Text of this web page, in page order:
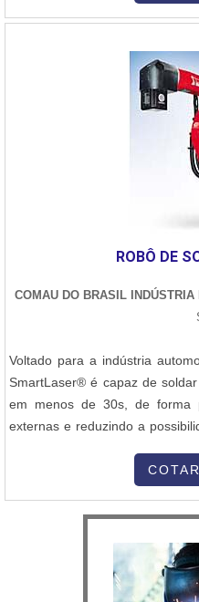
o robô de solda em sua linha
ROBÔ DE
COMAU DO BRASIL INDÚSTRIA
Voltado para a indústria
SmartLaser® é capaz de
em menos de 30s, de forma
externas e reduzindo a
contato das pinças com as